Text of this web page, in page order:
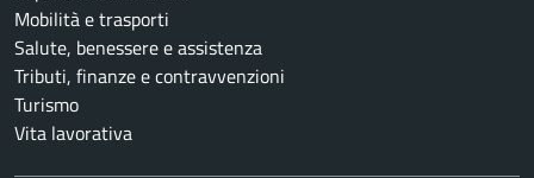
Mobilità e trasporti
Salute, benessere e assistenza
Tributi, finanze e contravvenzioni
Turismo
Vita lavorativa